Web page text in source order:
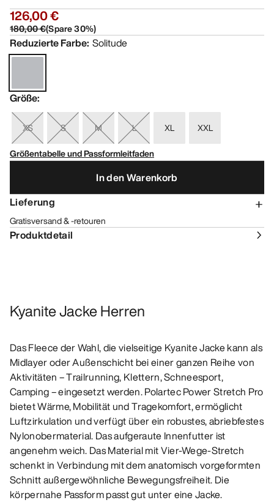
126,00 €
180,00 €(Spare30%)
Reduzierte Farbe: Solitude
Größe:
XS S M L XL
XXL
Größentabelle und Passformleitfaden
In den Warenkorb
Lieferung
Gratisversand & -retouren
Produktdetail
Kyanite Jacke Herren
Das Fleece der Wahl, die vielseitige Kyanite Jacke kann als
Midlayer oder Außenschicht bei einer ganzen Reihe von
Aktivitäten – Trailrunning, Klettern, Schneesport,
Camping – eingesetzt werden. Polartec Power Stretch Pro
bietet Wärme, Mobilität und Tragekomfort, ermöglicht
Luftzirkulation und verfügt über ein robustes, abriebfestes
Nylonobermaterial. Das aufgeraute Innenfutter ist
angenehm weich. Das Material mit Vier-Wege-Stretch
schenkt in Verbindung mit dem anatomisch vorgeformten
Schnitt außergewöhnliche Bewegungsfreiheit. Die
körpernahe Passform passt gut unter eine Jacke.